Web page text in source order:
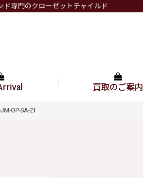
専門のクローゼットチャイルド
買取のご案内
OP-SA-ZI